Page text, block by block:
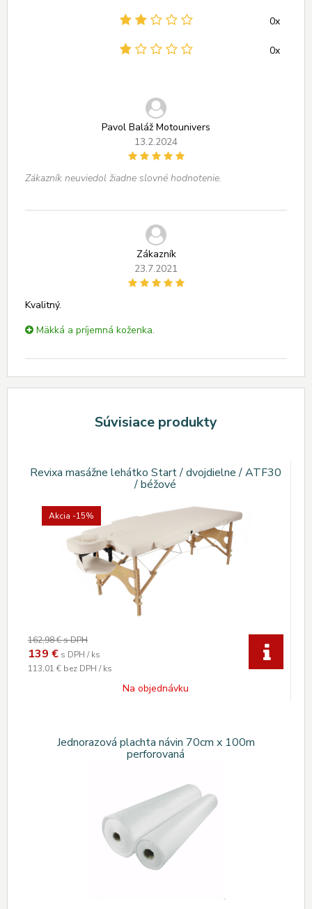
0x
0x
Pavol Baláž Motounivers
13.2.2024
Zákazník neuviedol žiadne slovné hodnotenie.
Zákazník
23.7.2021
Kvalitný.
Mäkká a príjemná koženka.
Súvisiace produkty
Revixa masážne lehátko Start / dvojdielne / ATF30
/ béžové
Akcia -15%
162,98 €s DPH
139 € s DPH / ks
113,01 € bez DPH / ks
Na objednávku
Jednorazová plachta návin 70cm x 100m
perforovaná